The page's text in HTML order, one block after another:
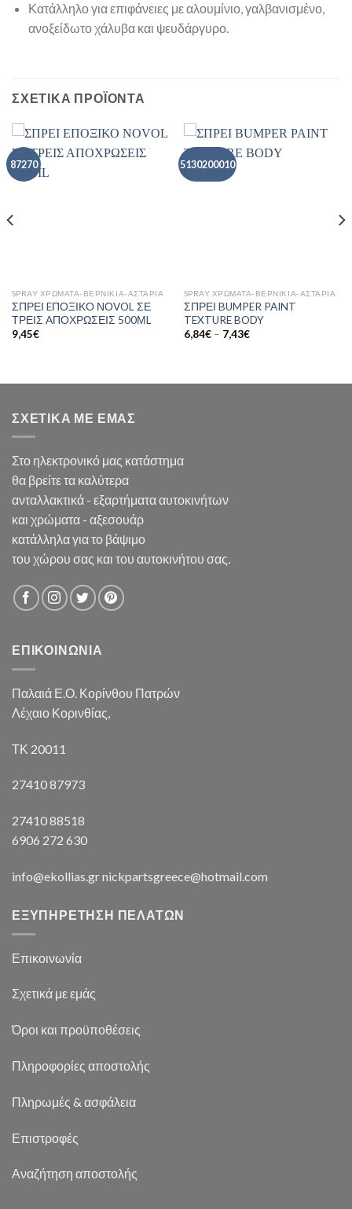
Κατάλληλο για επιφάνειες με αλουμίνιο, γαλβανισμένο,
ανοξείδωτο χάλυβα και ψευδάργυρο.
ΣΧΕΤΙΚΑ ΠΡΟΪΟΝΤΑ
87270
SPRAY ΧΡΩΜΑΤΑ-ΒΕΡΝΙΚΙΑ-ΑΣΤΑΡΙΑ
ΣΠΡΕΙ EΠΟΞΙΚΟ ΝΟVOL ΣΕ
ΤΡΕΙΣ ΑΠΟΧΡΩΣΕΙΣ 500ΜL
9,45€
5130200010
SPRAY ΧΡΩΜΑΤΑ-ΒΕΡΝΙΚΙΑ-ΑΣΤΑΡΙΑ
ΣΠΡΕΙ BUMPER PAINT
TEXTURE BODY
6,84€ – 7,43€Price
ΣΧΕΤΙΚΑ ΜΕ ΕΜΑΣ
Στο ηλεκτρονικό μας κατάστημα
θα βρείτε τα καλύτερα
ανταλλακτικά - εξαρτήματα αυτοκινήτων
και χρώματα - αξεσουάρ
κατάλληλα για το βάψιμο
του χώρου σας και του αυτοκινήτου σας.
ΕΠΙΚΟΙΝΩΝΙΑ
Παλαιά Ε.Ο. Κορίνθου Πατρών
Λέχαιο Κορινθίας,
ΤΚ 20011
27410 87973
27410 88518
6906 272 630
info@ekollias.gr nickpartsgreece@hotmail.com
ΕΞΥΠΗΡΕΤΗΣΗ ΠΕΛΑΤΩΝ
Επικοινωνία
Σχετικά με εμάς
Όροι και προϋποθέσεις
Πληροφορίες αποστολής
Πληρωμές & ασφάλεια
Επιστροφές
Αναζήτηση αποστολής